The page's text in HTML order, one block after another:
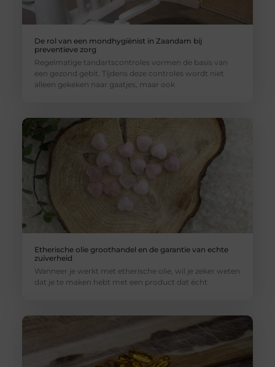
De rol van een mondhygiënist in Zaandam bij
preventieve zorg
Regelmatige tandartscontroles vormen de basis van
een gezond gebit. Tijdens deze controles wordt niet
alleen gekeken naar gaatjes, maar ook
Etherische olie groothandel en de garantie van echte
zuiverheid
Wanneer je werkt met etherische olie, wil je zeker weten
dat je te maken hebt met een product dat écht